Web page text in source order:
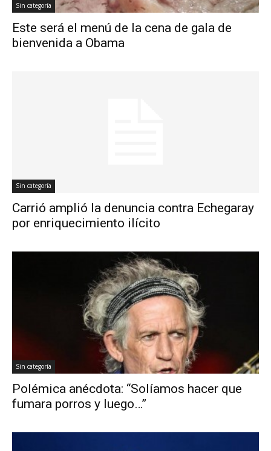
Sin categoría
Este será el menú de la cena de gala de
bienvenida a Obama
Sin categoría
Carrió amplió la denuncia contra Echegaray
por enriquecimiento ilícito
Sin categoría
Polémica anécdota: “Solíamos hacer que
fumara porros y luego…”